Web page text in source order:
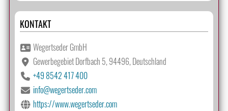
KONTAKT
Wegertseder GmbH
Gewerbegebiet Dorfbach 5, 94496, Deutschland
+49 8542 417 400
info@wegertseder.com
https://www.wegertseder.com